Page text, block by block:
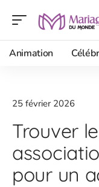
Animation
25 février 2026
Trouver
pour un